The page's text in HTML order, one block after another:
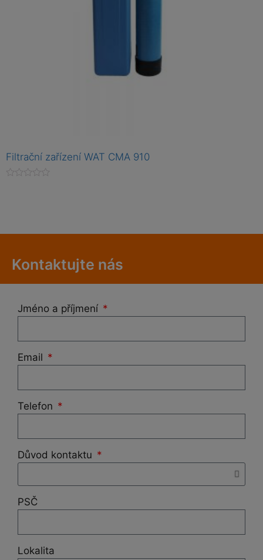
Filtrační zařízení WAT CMA 910
e
Kontaktujte nás
Jméno a příjmení
Email
Telefon
Důvod kontaktu
PSČ
Lokalita